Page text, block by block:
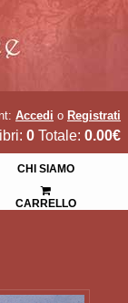
Accedi o Registrati
0 Totale: 0.00€
CHI SIAMO
CARRELLO